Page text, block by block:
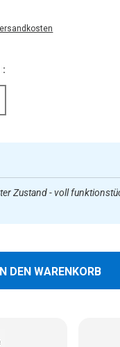
:
Zustand - voll
IN DEN WARENKORB